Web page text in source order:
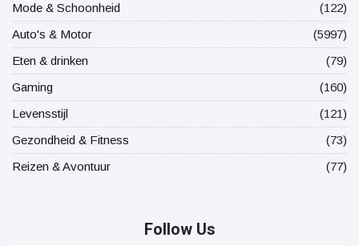
Mode & Schoonheid
(122)
Auto's & Motor
(5997)
Eten & drinken
(79)
Gaming
(160)
Levensstijl
(121)
Gezondheid & Fitness
(73)
Reizen & Avontuur
(77)
Follow Us